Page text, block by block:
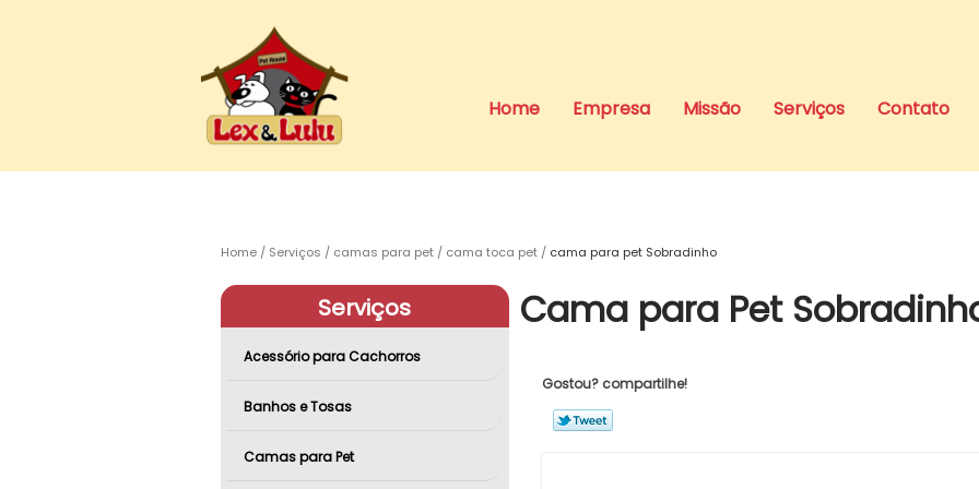
Home Empresa Missão Serviços Contato
Home Serviços camas para pet cama toca pet cama para pet Sobradinho
Serviços
Acessório para Cachorros
Banhos e Tosas
Camas para Pet
Cama para Pet
Gostou? compartilhe!